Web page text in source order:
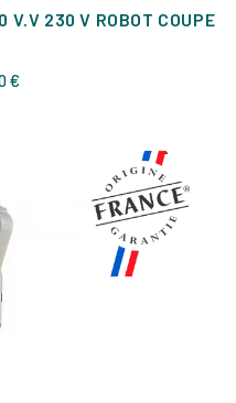
V.V 230 V ROBOT COUPE
€Prix